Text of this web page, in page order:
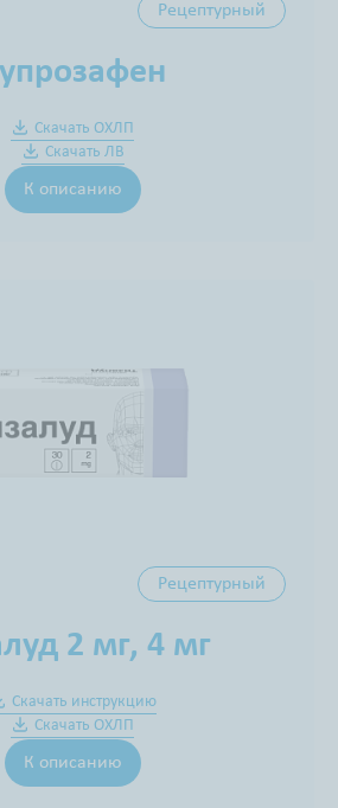
Рецептурный
Скачать ОХЛП
Скачать ЛВ
К описанию
Рецептурный
2 мг, 4 мг
Скачать инструкцию
Скачать ОХЛП
К описанию